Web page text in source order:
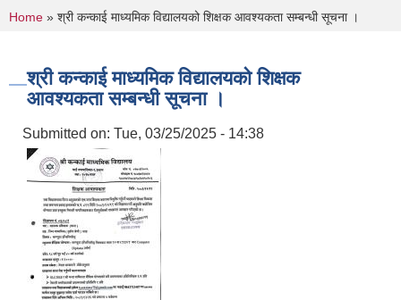
You are here
Home » श्री कन्काई माध्यमिक विद्यालयको शिक्षक आवश्यकता सम्बन्धी सूचना ।
श्री कन्काई माध्यमिक विद्यालयको शिक्षक
आवश्यकता सम्बन्धी सूचना ।
Submitted on: Tue, 03/25/2025 - 14:38